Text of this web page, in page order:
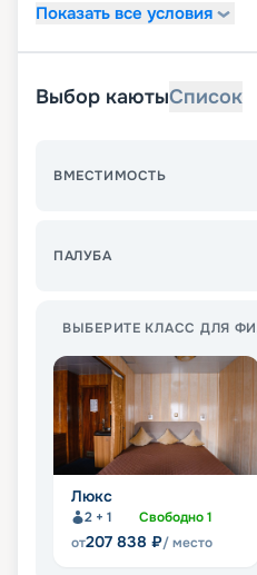
Показать все условия
Выбор каютыСписок
ВМЕСТИМОСТЬ
ПАЛУБА
ВЫБЕРИТЕ КЛАСС ДЛЯ
Люкс
2 + 1 Свободно1
от207 838 ₽/ место